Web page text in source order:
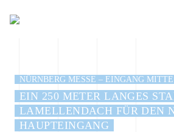
NÜRNBERG MESSE – EINGANG MITTE
EIN 250 METER LANGES
LAMELLENDACH FÜR DEN
HAUPTEINGANG